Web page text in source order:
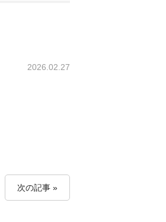
2026.02.27
次の記事 »